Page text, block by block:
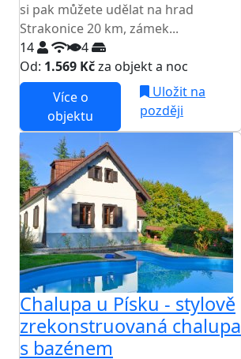
si pak můžete udělat na hrad
Strakonice 20 km, zámek...
14
4
Od: 1.569 Kčza objekt a noc
Více o
objektu
Uložit na
později
Chalupa u Písku - stylově
zrekonstruovaná chalupa
s bazénem